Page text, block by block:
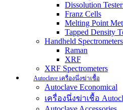
Dissolution
Franz Cells
Melting Point
Tapped Density
Handheld Spectrometers
Raman
XRF
XRF Spectrometers
Autoclave เครื่องนึ่งฆ่าเชื้อ
Autoclave Economical
เครื่องนึ่งฆ่าเชื้อ